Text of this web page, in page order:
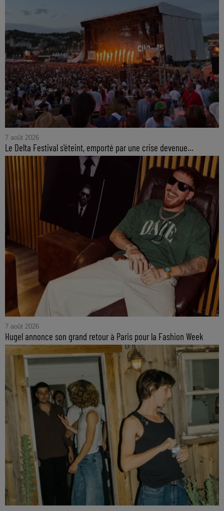
7 août 2026
Le Delta Festival s'éteint, emporté par une crise devenue...
7 août 2026
Hugel annonce son grand retour à Paris pour la Fashion Week